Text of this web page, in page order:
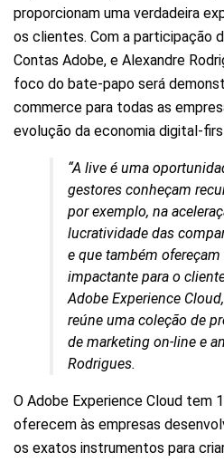
proporcionam uma verdadeira
os clientes. Com a participação
Contas Adobe, e Alexandre
foco do bate-papo será
commerce para todas as
evolução da economia digital-
“A live é uma
gestores conheçam
por exemplo, na
lucratividade das
e que também
impactante para o
Adobe Experience
reúne uma coleção de
de marketing on-line e
Rodrigues.
O Adobe Experience Cloud tem
oferecem às empresas
os exatos instrumentos para